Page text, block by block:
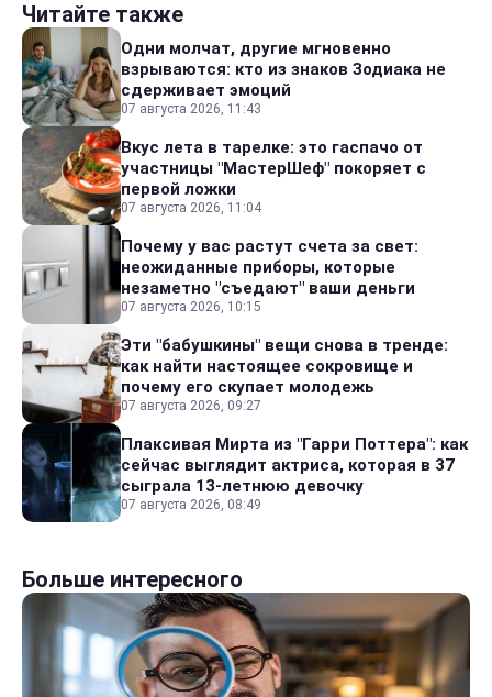
Читайте также
Одни молчат, другие мгновенно
взрываются: кто из знаков Зодиака не
сдерживает эмоций
07 августа 2026, 11:43
Вкус лета в тарелке: это гаспачо от
участницы "МастерШеф" покоряет с
первой ложки
07 августа 2026, 11:04
Почему у вас растут счета за свет:
неожиданные приборы, которые
незаметно "съедают" ваши деньги
07 августа 2026, 10:15
Эти "бабушкины" вещи снова в тренде:
как найти настоящее сокровище и
почему его скупает молодежь
07 августа 2026, 09:27
Плаксивая Мирта из "Гарри Поттера": как
сейчас выглядит актриса, которая в 37
сыграла 13-летнюю девочку
07 августа 2026, 08:49
Больше интересного